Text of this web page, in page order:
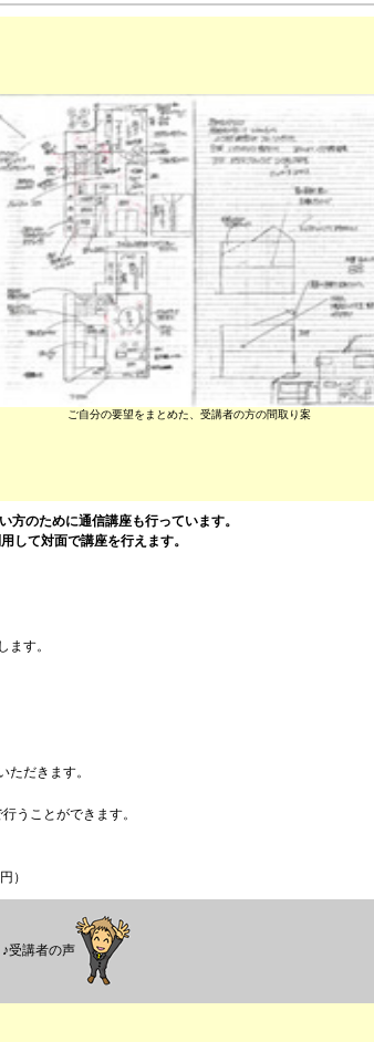
ご自分の要望をまとめた、受講者の方の間取り案
のために通信講座も行っています。
て対面で講座を行えます。
ます。
ただきます。
うことができます。
）
♪受講者の声